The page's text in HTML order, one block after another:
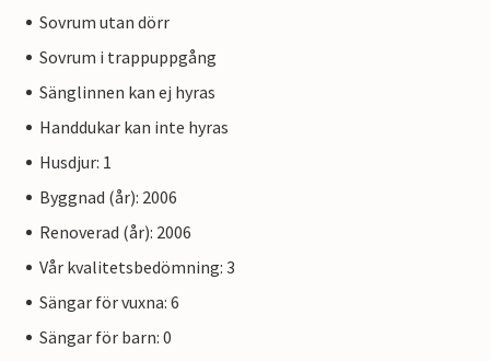
Sovrum utan dörr
Sovrum i trappuppgång
Sänglinnen kan ej hyras
Handdukar kan inte hyras
Husdjur: 1
Byggnad (år): 2006
Renoverad (år): 2006
Vår kvalitetsbedömning: 3
Sängar för vuxna: 6
Sängar för barn: 0